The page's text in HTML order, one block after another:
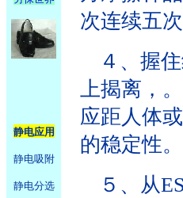
静电应用
静电吸附
静电分选
次连续五次
４、握
上揭离，
应距人体
的稳定性。
５、从